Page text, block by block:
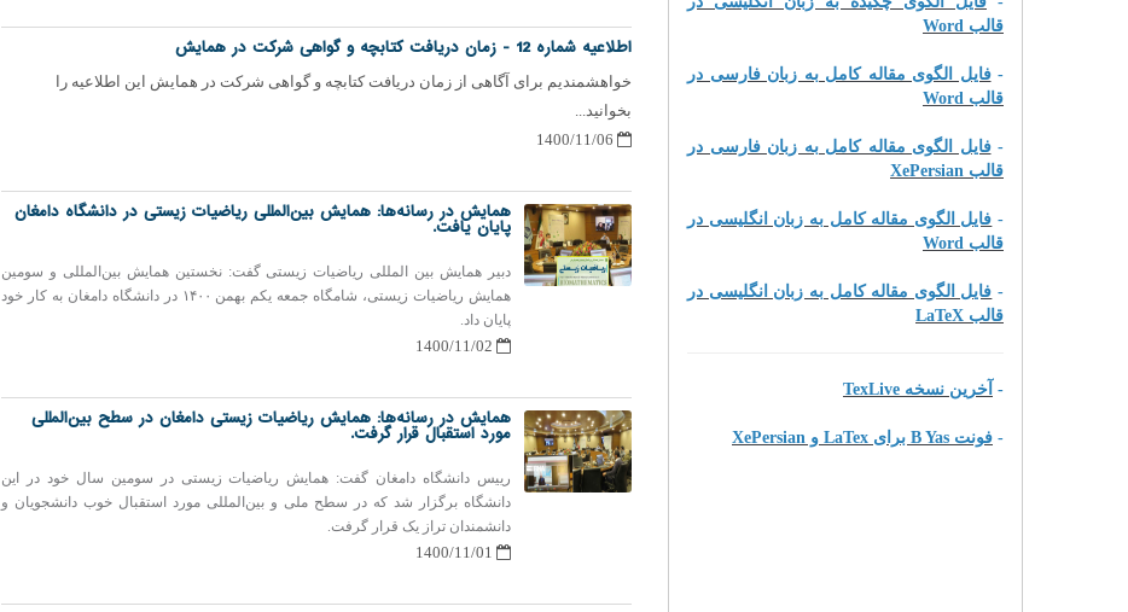
قالب Word
-فایل الگوی مقاله کامل به زبان فارسی در
قالب Word
-فایل الگوی مقاله کامل به زبان فارسی در
قالب XePersian
- فایل الگوی مقاله کامل به زبان انگلیسی در
قالب Word
- فایل الگوی مقاله کامل به زبان انگلیسی در
قالب LaTeX
- آخرین نسخه TexLive
- فونت B Yas برای LaTex و XePersian
اطلاعیه شماره 12 - زمان دریافت کتابچه و گواهی شرکت در همایش
خواهشمندیم برای آگاهی از زمان دریافت کتابچه و گواهی شرکت در همایش این اطلاعیه را
بخوانید...
همایش در رسانه‌ها: همایش بین‌المللی ریاضیات زیستی در دانشگاه دامغان
پایان یافت.
دبیر همایش بین المللی ریاضیات زیستی گفت: نخستین همایش بین‌المللی و سومین
همایش ریاضیات زیستی، شامگاه جمعه یکم بهمن ١۴٠٠ در دانشگاه دامغان به کار خود
پایان داد.
همایش در رسانه‌ها: همایش ریاضیات زیستی دامغان در سطح بین‌المللی
مورد استقبال قرار گرفت.
رییس دانشگاه دامغان گفت: همایش ریاضیات زیستی در سومین سال خود در این
دانشگاه برگزار شد که در سطح ملی و بین‌المللی مورد استقبال خوب دانشجویان و
دانشمندان تراز یک قرار گرفت.